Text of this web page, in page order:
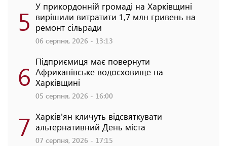
5 У прикордонній громаді на Харківщині
вирішили витратити 1,7 млн гривень на
ремонт сільради
06 серпня, 2026 - 13:13
6 Підприємиця має повернути
Африканівське водосховище на
Харківщині
05 серпня, 2026 - 16:00
7 Харків'ян кличуть відсвяткувати
альтернативний День міста
07 серпня, 2026 - 17:15